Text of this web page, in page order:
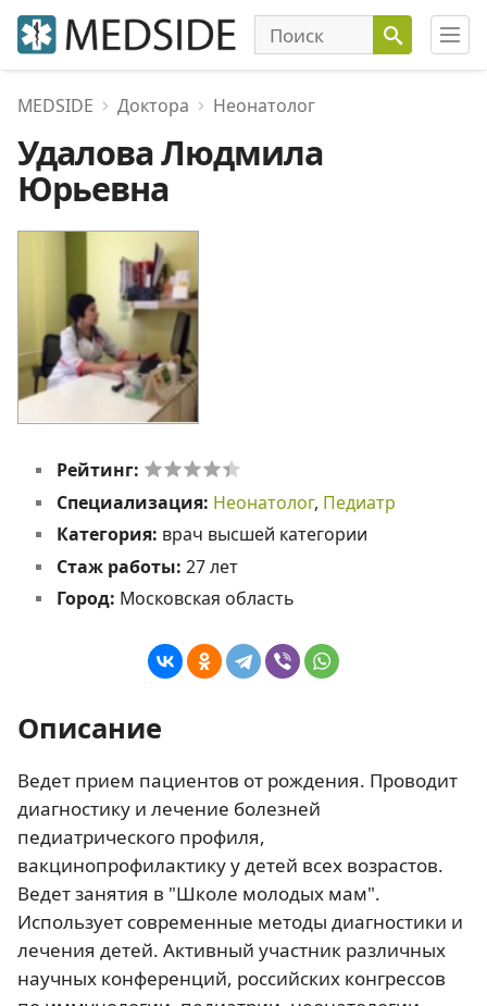
MEDSIDE Доктора Неонатолог
Удалова Людмила
Юрьевна
Рейтинг:
Специализация: Неонатолог, Педиатр
Категория: врач высшей категории
Стаж работы: 27 лет
Город: Московская область
Описание
Ведет прием пациентов от рождения. Проводит
диагностику и лечение болезней
педиатрического профиля,
вакцинопрофилактику у детей всех возрастов.
Ведет занятия в "Школе молодых мам".
Использует современные методы диагностики и
лечения детей. Активный участник различных
научных конференций, российских конгрессов